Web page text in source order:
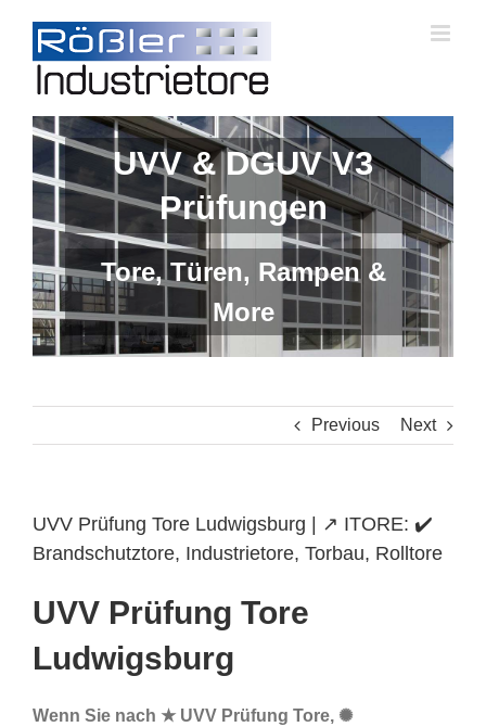
content
UVV & DGUV V3
Prüfungen
Tore, Türen, Rampen &
More
Previous Next
UVV Prüfung Tore Ludwigsburg | ↗️ ITORE: ✔️
Brandschutztore, Industrietore, Torbau, Rolltore
UVV Prüfung Tore
Ludwigsburg
Wenn Sie nach ★ UVV Prüfung Tore, ✺